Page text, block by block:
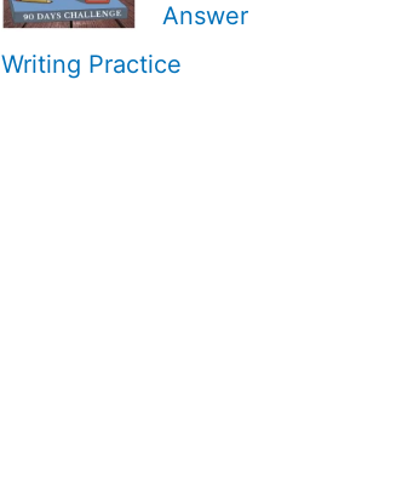
Answer
Writing Practice